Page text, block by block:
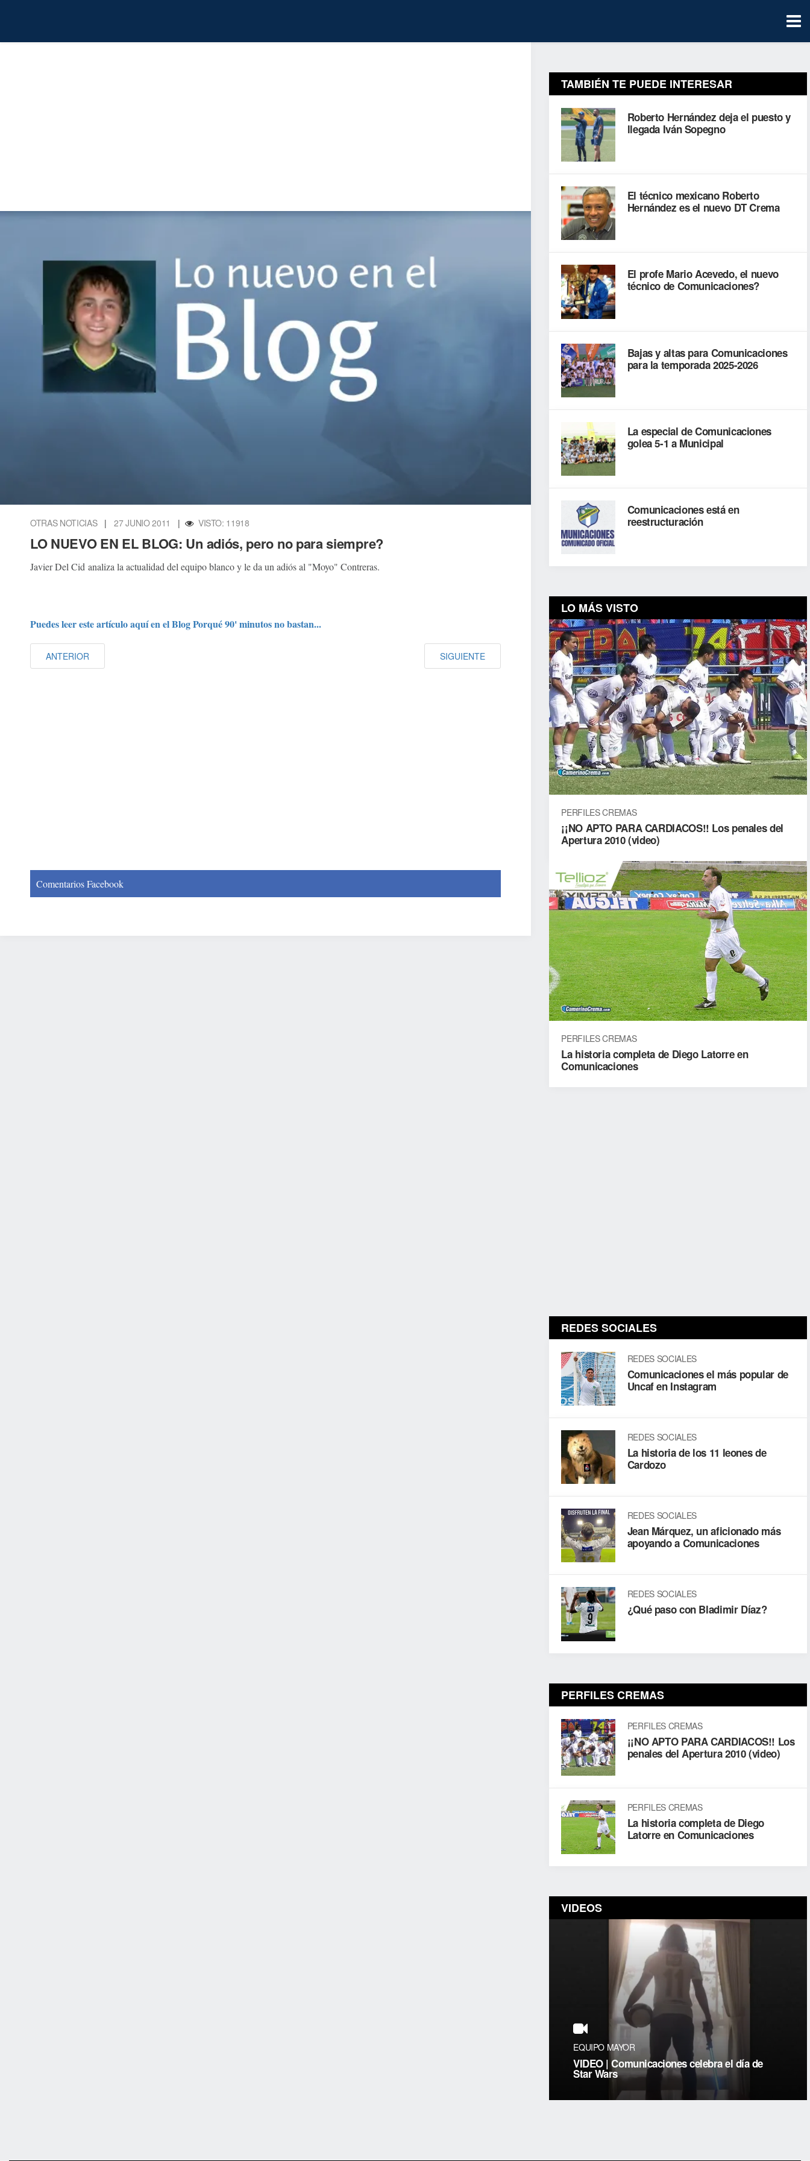
OTRAS NOTICIAS | 27 JUNIO 2011 | VISTO: 11918
LO NUEVO EN EL BLOG: Un adiós, pero no para siempre?
Javier Del Cid analiza la actualidad del equipo blanco y le da un adiós al "Moyo" Contreras.
Puedes leer este artículo aquí en el Blog Porqué 90' minutos no bastan...
ANTERIOR SIGUIENTE
Comentarios Facebook
TAMBIÉN TE PUEDE INTERESAR
Roberto Hernández deja el puesto y
llegada Iván Sopegno
El técnico mexicano Roberto
Hernández es el nuevo DT Crema
El profe Mario Acevedo, el nuevo
técnico de Comunicaciones?
Bajas y altas para Comunicaciones
para la temporada 2025-2026
La especial de Comunicaciones
golea 5-1 a Municipal
Comunicaciones está en
reestructuración
LO MÁS VISTO
PERFILES CREMAS
¡¡NO APTO PARA CARDIACOS!! Los penales del
Apertura 2010 (video)
PERFILES CREMAS
La historia completa de Diego Latorre en
Comunicaciones
REDES SOCIALES
REDES SOCIALES
Comunicaciones el más popular de
Uncaf en Instagram
REDES SOCIALES
La historia de los 11 leones de
Cardozo
REDES SOCIALES
Jean Márquez, un aficionado más
apoyando a Comunicaciones
REDES SOCIALES
¿Qué paso con Bladimir Díaz?
PERFILES CREMAS
PERFILES CREMAS
¡¡NO APTO PARA CARDIACOS!! Los
penales del Apertura 2010 (video)
PERFILES CREMAS
La historia completa de Diego
Latorre en Comunicaciones
VIDEOS
EQUIPO MAYOR
VIDEO | Comunicaciones celebra el día de
Star Wars